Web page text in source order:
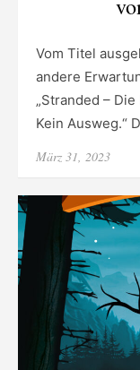
Vom Titel
andere
„Stranded –
Kein Ausweg.“
Posted
März 31, 2023